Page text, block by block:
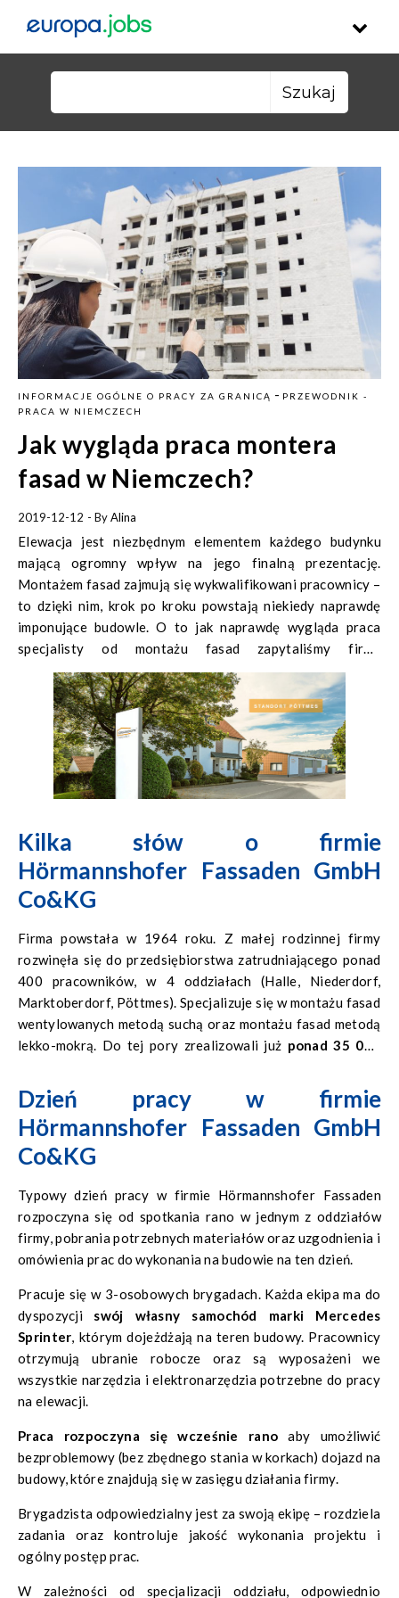
INFORMACJE OGÓLNE O PRACY ZA GRANICĄ - PRZEWODNIK -
PRACA W NIEMCZECH
Jak wygląda praca montera
fasad w Niemczech?
2019-12-12 - ByAlina
Elewacja jest niezbędnym elementem każdego budynku
mającą ogromny wpływ na jego finalną prezentację.
Montażem fasad zajmują się wykwalifikowani pracownicy –
to dzięki nim, krok po kroku powstają niekiedy naprawdę
imponujące budowle. O to jak naprawdę wygląda praca
specjalisty od montażu fasad zapytaliśmy firmę
Hörmannshofer Fassaden GmbH Co&KG, która ma ponad
50-letnie doświadczenie w montażu elewacji i dociepleń
fasad! Jak pracuje monter fasad na codzień?
Kilka słów o firmie
Hörmannshofer Fassaden GmbH
Co&KG
Firma powstała w 1964 roku. Z małej rodzinnej firmy
rozwinęła się do przedsiębiorstwa zatrudniającego ponad
400 pracowników, w 4 oddziałach (Halle, Niederdorf,
Marktoberdorf, Pöttmes). Specjalizuje się w montażu fasad
wentylowanych metodą suchą oraz montażu fasad metodą
lekko-mokrą. Do tej pory zrealizowali już ponad 35 000
Dzień pracy w firmie
Hörmannshofer Fassaden GmbH
Co&KG
Typowy dzień pracy w firmie Hörmannshofer Fassaden
rozpoczyna się od spotkania rano w jednym z oddziałów
firmy, pobrania potrzebnych materiałów oraz uzgodnienia i
omówienia prac do wykonania na budowie na ten dzień.
Pracuje się w 3-osobowych brygadach. Każda ekipa ma do
dyspozycji swój własny samochód marki Mercedes
Sprinter, którym dojeżdżają na teren budowy. Pracownicy
otrzymują ubranie robocze oraz są wyposażeni we
wszystkie narzędzia i elektronarzędzia potrzebne do pracy
na elewacji.
Praca rozpoczyna się wcześnie rano aby umożliwić
bezproblemowy (bez zbędnego stania w korkach) dojazd na
budowy, które znajdują się w zasięgu działania firmy.
Brygadzista odpowiedzialny jest za swoją ekipę – rozdziela
zadania oraz kontroluje jakość wykonania projektu i
ogólny postęp prac.
W zależności od specjalizacji oddziału, odpowiednio